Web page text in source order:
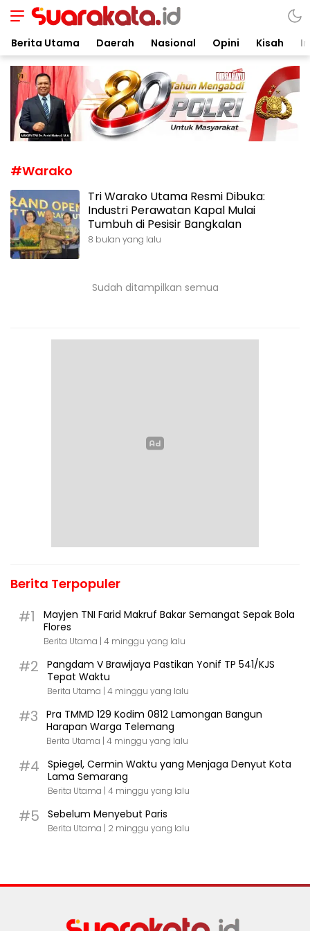
Suarakata.id
Kata Bicara Suara Bergerak
Berita Utama Daerah Nasional Opini Kisah
#Warako
Tri Warako Utama Resmi Dibuka:
Industri Perawatan Kapal Mulai
Tumbuh di Pesisir Bangkalan
8 bulan yang lalu
Sudah ditampilkan semua
Berita Terpopuler
#1
Mayjen TNI Farid Makruf Bakar Semangat Sepak Bola
Flores
Berita Utama | 4 minggu yang lalu
#2
Pangdam V Brawijaya Pastikan Yonif TP 541/KJS
Tepat Waktu
Berita Utama | 4 minggu yang lalu
#3
Pra TMMD 129 Kodim 0812 Lamongan Bangun
Harapan Warga Telemang
Berita Utama | 4 minggu yang lalu
#4
Spiegel, Cermin Waktu yang Menjaga Denyut Kota
Lama Semarang
Berita Utama | 4 minggu yang lalu
#5 Sebelum Menyebut Paris
Berita Utama | 2 minggu yang lalu